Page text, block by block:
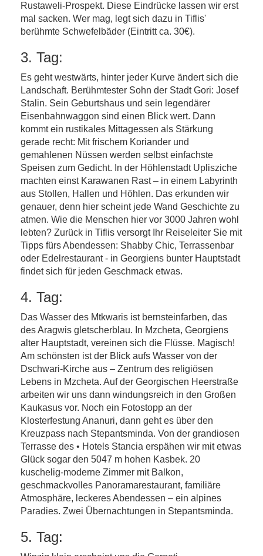
Rustaweli-Prospekt. Diese Eindrücke lassen wir erst
mal sacken. Wer mag, legt sich dazu in Tiflis'
berühmte Schwefelbäder (Eintritt ca. 30€).
3. Tag:
Es geht westwärts, hinter jeder Kurve ändert sich die
Landschaft. Berühmtester Sohn der Stadt Gori: Josef
Stalin. Sein Geburtshaus und sein legendärer
Eisenbahnwaggon sind einen Blick wert. Dann
kommt ein rustikales Mittagessen als Stärkung
gerade recht: Mit frischem Koriander und
gemahlenen Nüssen werden selbst einfachste
Speisen zum Gedicht. In der Höhlenstadt Uplisziche
machten einst Karawanen Rast – in einem Labyrinth
aus Stollen, Hallen und Höhlen. Das erkunden wir
genauer, denn hier scheint jede Wand Geschichte zu
atmen. Wie die Menschen hier vor 3000 Jahren wohl
lebten? Zurück in Tiflis versorgt Ihr Reiseleiter Sie mit
Tipps fürs Abendessen: Shabby Chic, Terrassenbar
oder Edelrestaurant - in Georgiens bunter Hauptstadt
findet sich für jeden Geschmack etwas.
4. Tag:
Das Wasser des Mtkwaris ist bernsteinfarben, das
des Aragwis gletscherblau. In Mzcheta, Georgiens
alter Hauptstadt, vereinen sich die Flüsse. Magisch!
Am schönsten ist der Blick aufs Wasser von der
Dschwari-Kirche aus – Zentrum des religiösen
Lebens in Mzcheta. Auf der Georgischen Heerstraße
arbeiten wir uns dann windungsreich in den Großen
Kaukasus vor. Noch ein Fotostopp an der
Klosterfestung Ananuri, dann geht es über den
Kreuzpass nach Stepantsminda. Von der grandiosen
Terrasse des • Hotels Stancia erspähen wir mit etwas
Glück sogar den 5047 m hohen Kasbek. 20
kuschelig-moderne Zimmer mit Balkon,
geschmackvolles Panoramarestaurant, familiäre
Atmosphäre, leckeres Abendessen – ein alpines
Paradies. Zwei Übernachtungen in Stepantsminda.
5. Tag: